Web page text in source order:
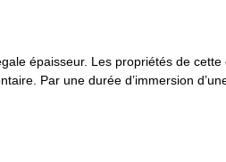
épaisseur. Les propriétés de
Par une durée d’immersion